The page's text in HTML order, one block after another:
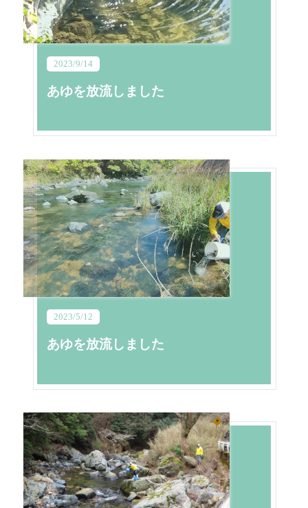
2023/9/14
あゆを放流しました
2023/5/12
あゆを放流しました